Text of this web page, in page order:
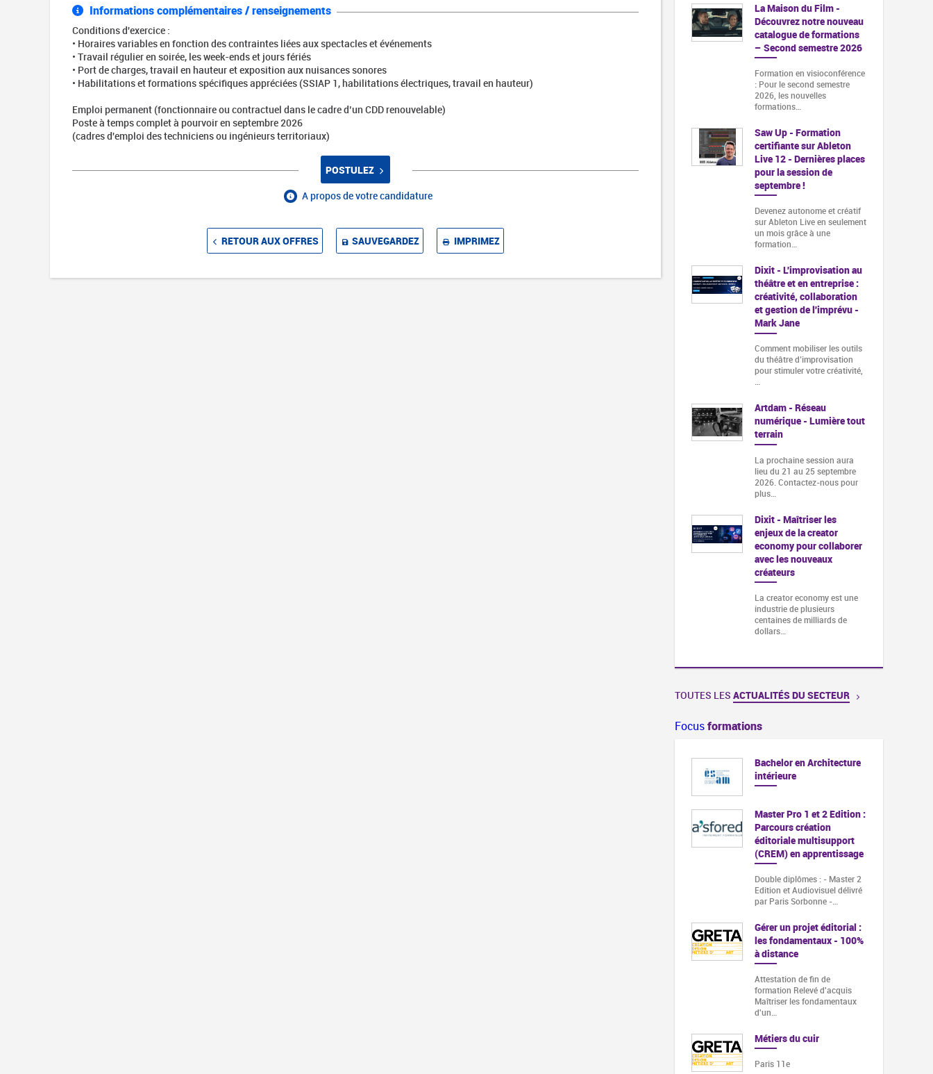
Informations complémentaires / renseignements
Conditions d'exercice :
• Horaires variables en fonction des contraintes liées aux spectacles et événements
• Travail régulier en soirée, les week-ends et jours fériés
• Port de charges, travail en hauteur et exposition aux nuisances sonores
• Habilitations et formations spécifiques appréciées (SSIAP 1, habilitations électriques, travail en hauteur)
Emploi permanent (fonctionnaire ou contractuel dans le cadre d’un CDD renouvelable)
Poste à temps complet à pourvoir en septembre 2026
(cadres d'emploi des techniciens ou ingénieurs territoriaux)
POSTULEZ
A propos de votre candidature
RETOUR AUX OFFRES SAUVEGARDEZ IMPRIMEZ
La Maison du Film -
Découvrez notre nouveau
catalogue de formations
– Second semestre 2026
Formation en visioconférence
: Pour le second semestre
2026, les nouvelles
formations…
Saw Up - Formation
certifiante sur Ableton
Live 12 - Dernières places
pour la session de
septembre !
Devenez autonome et créatif
sur Ableton Live en seulement
un mois grâce à une
formation…
Dixit - L'improvisation au
théâtre et en entreprise :
créativité, collaboration
et gestion de l'imprévu -
Mark Jane
Comment mobiliser les outils
du théâtre d’improvisation
pour stimuler votre créativité,
…
Artdam - Réseau
numérique - Lumière tout
terrain
La prochaine session aura
lieu du 21 au 25 septembre
2026. Contactez-nous pour
plus…
Dixit - Maîtriser les
enjeux de la creator
economy pour collaborer
avec les nouveaux
créateurs
La creator economy est une
industrie de plusieurs
centaines de milliards de
dollars…
TOUTES LES ACTUALITÉS DU SECTEUR
Focusformations
Bachelor en Architecture
intérieure
Master Pro 1 et 2 Edition :
Parcours création
éditoriale multisupport
(CREM) en apprentissage
Double diplômes : - Master 2
Edition et Audiovisuel délivré
par Paris Sorbonne -…
Gérer un projet éditorial :
les fondamentaux - 100%
à distance
Attestation de fin de
formation Relevé d'acquis
Maîtriser les fondamentaux
d'un…
Métiers du cuir
Paris 11e